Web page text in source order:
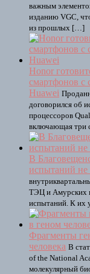
важным
изданию VGC,
из прошлых […]
Honor
смартфонов с
Huawei
договорился об
процессоров
включающая три
В
испытаний не
ТЭЦ и Амурских
испытаний. К их
Фрагменты
человека В
of the National
молекулярный